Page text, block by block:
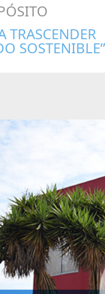
TRASCENDER
SOSTENIBLE”